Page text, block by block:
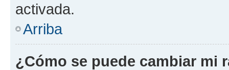
activada.
Arriba
¿Cómo se puede cambiar mi